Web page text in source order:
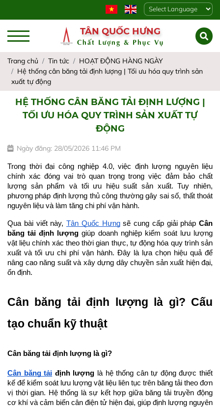
Powered by
TÂN QUỐC HƯNG
Chất Lượng & Phục Vụ
Trang chủ Tin tức
HOẠT ĐỘNG HÀNG NGÀY
Hệ thống cân băng tải định lượng | Tối ưu hóa quy trình sản
xuất tự động
HỆ THỐNG CÂN BĂNG TẢI ĐỊNH LƯỢNG |
TỐI ƯU HÓA QUY TRÌNH SẢN XUẤT TỰ
ĐỘNG
Ngày đăng: 28/05/2026 11:46 PM
Trong thời đại công nghiệp 4.0, việc định lượng nguyên liệu
chính xác đóng vai trò quan trọng trong việc đảm bảo chất
lượng sản phẩm và tối ưu hiệu suất sản xuất. Tuy nhiên,
phương pháp định lượng thủ công thường gây sai số, thất thoát
nguyên liệu và làm tăng chi phí vận hành.
Qua bài viết này, Tân Quốc Hưng sẽ cung cấp giải pháp Cân
băng tải định lượng giúp doanh nghiệp kiểm soát lưu lượng
vật liệu chính xác theo thời gian thực, tự động hóa quy trình sản
xuất và tối ưu chi phí vận hành. Đây là lựa chọn hiệu quả để
nâng cao năng suất và xây dựng dây chuyền sản xuất hiện đại,
ổn định.
Cân băng tải định lượng là gì? Cấu
tạo chuẩn kỹ thuật
Cân băng tải định lượng là gì?
Cân băng tải định lượng là hệ thống cân tự động được thiết
kế để kiểm soát lưu lượng vật liệu liên tục trên băng tải theo đơn
vị thời gian. Hệ thống là sự kết hợp giữa băng tải truyền động
cơ khí và cảm biến cân điện tử hiện đại, giúp định lượng nguyên